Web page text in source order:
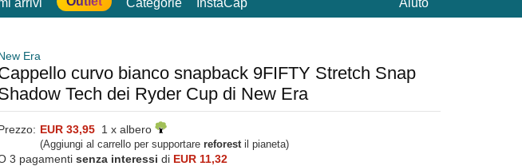
arrivi Categorie InstaCap Aiuto
Era
curvo bianco snapback 9FIFTY Stretch Snap
Tech dei Ryder Cup di New Era
EUR 33,95 1 x albero
(Aggiungi al carrello per supportare reforestil pianeta)
3 pagamenti senza interessi di EUR 11,32